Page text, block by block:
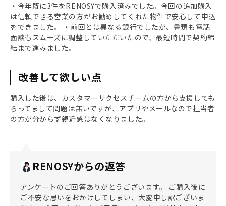
・今年既に3件をRENOSYで購入済みでした。今回の追加購入
は信頼できる営業の方がお勧めしてくれた物件で安心して申込
をできました。 ・前回とは異なる銀行でしたが、書類も電話
面談もスムーズに調整していただいたので、最短時間で契約締
結まで進みました。
改善して欲しい点
購入した後は、カスタマーサクセスチームの方から支援しても
らってまして問題は無いですが、アプリやメールなので担当者
の方が分からず親近感はなくなりました。
RENOSYからの返答
アンケートのご回答ありがとうございます。 ご購入後に
ご不安な思いをおかけしてしまい、大変申し訳ございま